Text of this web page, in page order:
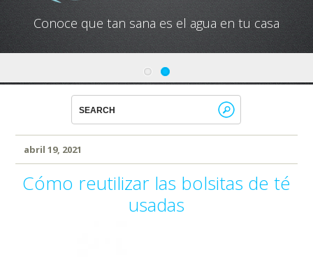
Conoce que tan sana es el agua en tu casa
abril 19, 2021
Cómo reutilizar las bolsitas de té
usadas